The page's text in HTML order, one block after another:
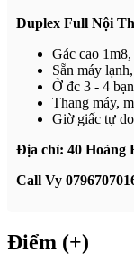
Duplex Full Nội
Gác cao
Sẵn máy
Ở đc 3 - 4
Thang máy,
Giờ giấc tự
Địa chỉ: 40 Hoàng
Call Vy
Điểm (+)